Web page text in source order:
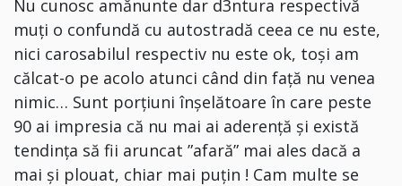
Nu cunosc amănunte dar d3ntura respectivă
muți o confundă cu autostradă ceea ce nu este,
nici carosabilul respectiv nu este ok, toși am
călcat-o pe acolo atunci când din față nu venea
nimic… Sunt porțiuni înșelătoare în care peste
90 ai impresia că nu mai ai aderență și există
tendința să fii aruncat ”afară” mai ales dacă a
mai și plouat, chiar mai puțin ! Cam multe se